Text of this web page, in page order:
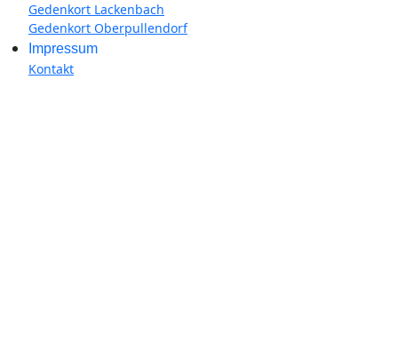
Gedenkort Lackenbach
Gedenkort Oberpullendorf
Impressum
Kontakt